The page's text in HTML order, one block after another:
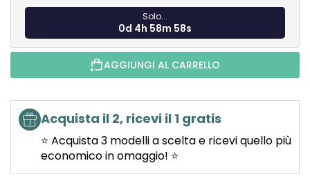
Solo...
0d 4h 58m 57s
AGGIUNGI AL CARRELLO
Acquista il 2, ricevi il 1 gratis
⭐ Acquista 3 modelli a scelta e ricevi quello più
economico in omaggio! ⭐